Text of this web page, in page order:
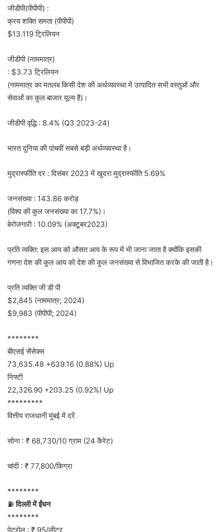
जीडीपी(पीपीपी) :
क्रय शक्ति समता (पीपीपी)
$13.119 ट्रिलियन
जीडीपी (नाममात्र)
: $3.73 ट्रिलियन
(नाममात्र का मतलब किसी देश की अर्थव्यवस्था में उत्पादित सभी वस्तुओं और
सेवाओं का कुल बाजार मूल्य है)।
जीडीपी वृद्धि : 8.4% (Q3 2023-24)
भारत दुनिया की पांचवीं सबसे बड़ी अर्थव्यवस्था है।
मुद्रास्फीति दर : दिसंबर 2023 में खुदरा मुद्रास्फीति 5.69%
जनसंख्या : 143.86 करोड़
(विश्व की कुल जनसंख्या का 17.7%)।
बेरोजगारी : 10.09% (अक्टूबर2023)
प्रति व्यक्ति: इस आय को औसत आय के रूप में भी जाना जाता है क्योंकि इसकी
गणना देश की कुल आय को देश की कुल जनसंख्या से विभाजित करके की जाती है।
प्रति व्यक्ति जी डी पी
$2,845 (नाममात्र; 2024)
$9,983 (पीपीपी; 2024)
********
बीएसई सेंसेक्स
73,635.48 +639.16 (0.88%) Up
निफ्टी
22,326.90 +203.25 (0.92%) Up
*********
वित्तीय राजधानी मुंबई में दरें
सोना : ₹ 68,730/10 ग्राम (24 कैरेट)
चांदी : ₹ 77,800/किग्रा
********
⛽ दिल्ली में ईंधन
********
पेट्रोल : ₹ 95/लीटर